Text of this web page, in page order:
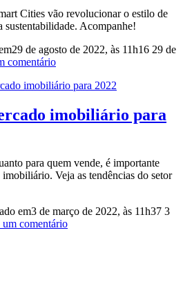
Cities vão revolucionar o estilo de
sustentabilidade. Acompanhe!
29 de agosto de 2022, às 11h16 29 de
comentário
imobiliário para
para quem vende, é importante
Veja as tendências do setor
em3 de março de 2022, às 11h37 3
comentário